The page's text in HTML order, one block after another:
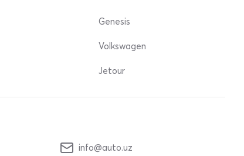
Genesis
Volkswagen
Jetour
info@auto.uz